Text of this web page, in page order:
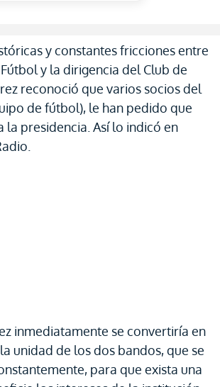
y constantes fricciones entre
y la dirigencia del Club de
reconoció que varios socios del
de fútbol), le han pedido que
la presidencia. Así lo indicó en
inmediatamente se convertiría en
unidad de los dos bandos, que se
para que exista una